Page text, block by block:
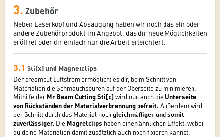
3.Zubehör
Neben Laserkopf und Absaugung haben wir noch das ein oder
andere Zubehörprodukt im Angebot, das dir neue Möglichkeiten
eröffnet oder dir einfach nur die Arbeit erleichtert.
3.1 Sti[x] und Magnetclips
Der dreamcut Luftstrom ermöglicht es dir, beim Schnitt von
Materialien die Schmauchspuren auf der Oberseite zu minimieren.
Mithilfe derMr Beam Cutting Sti[x] wird nun auch die Unterseite
von Rückständen der Materialverbrennung befreit. Außerdem wird
der Schnitt durch das Material nochgleichmäßiger und somit
zuverlässiger. Die Magnetclips haben einen ähnlichen Effekt, wobei
du deine Materialien damit zusätzlich auch noch fixieren kannst.